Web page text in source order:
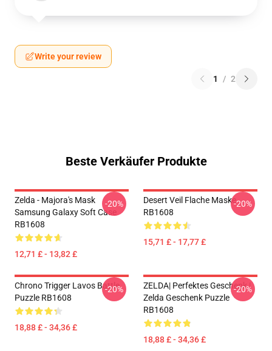
Write your review
1 / 2
Beste Verkäufer Produkte
Zelda - Majora's Mask
Samsung Galaxy Soft Case
RB1608
12,71 £ - 13,82 £
-20%
Desert Veil Flache Maske
RB1608
15,71 £ - 17,77 £
-20%
Chrono Trigger Lavos Battle
Puzzle RB1608
18,88 £ - 34,36 £
-20%
ZELDA| Perfektes Geschenk |
Zelda Geschenk Puzzle
RB1608
18,88 £ - 34,36 £
-20%